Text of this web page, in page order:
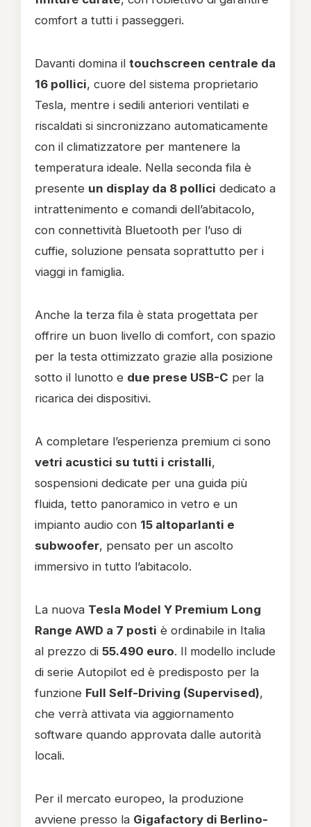
comfort a tutti i passeggeri.
Davanti domina il touchscreen centrale da
16 pollici, cuore del sistema proprietario
Tesla, mentre i sedili anteriori ventilati e
riscaldati si sincronizzano automaticamente
con il climatizzatore per mantenere la
temperatura ideale. Nella seconda fila è
presente un display da 8 pollici dedicato a
intrattenimento e comandi dell’abitacolo,
con connettività Bluetooth per l’uso di
cuffie, soluzione pensata soprattutto per i
viaggi in famiglia.
Anche la terza fila è stata progettata per
offrire un buon livello di comfort, con spazio
per la testa ottimizzato grazie alla posizione
sotto il lunotto e due prese USB-C per la
ricarica dei dispositivi.
A completare l’esperienza premium ci sono
vetri acustici su tutti i cristalli,
sospensioni dedicate per una guida più
fluida, tetto panoramico in vetro e un
impianto audio con 15 altoparlanti e
subwoofer, pensato per un ascolto
immersivo in tutto l’abitacolo.
La nuova Tesla Model Y Premium Long
Range AWD a 7 posti è ordinabile in Italia
al prezzo di 55.490 euro. Il modello include
di serie Autopilot ed è predisposto per la
funzione Full Self-Driving (Supervised),
che verrà attivata via aggiornamento
software quando approvata dalle autorità
locali.
Per il mercato europeo, la produzione
avviene presso la Gigafactory di Berlino-